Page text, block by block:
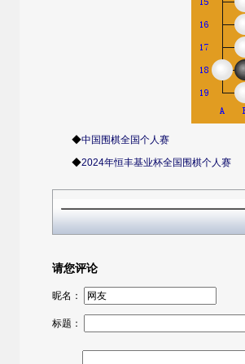
◆中国围棋全国个人赛
◆2024年恒丰基业杯全国围棋个人赛
请您评论
昵名：
标题：